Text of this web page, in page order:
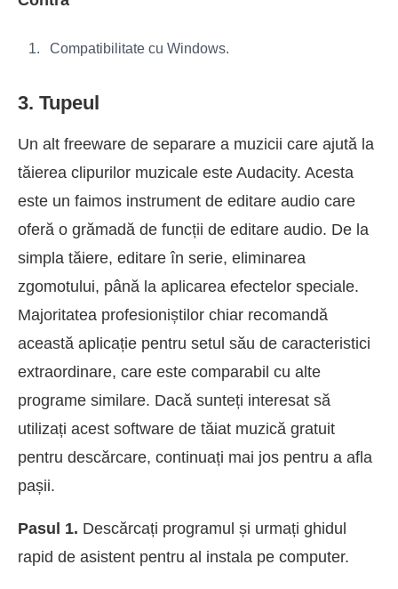
Compatibilitate cu Windows.
3. Tupeul
Un alt freeware de separare a muzicii care ajută la
tăierea clipurilor muzicale este Audacity. Acesta
este un faimos instrument de editare audio care
oferă o grămadă de funcții de editare audio. De la
simpla tăiere, editare în serie, eliminarea
zgomotului, până la aplicarea efectelor speciale.
Majoritatea profesioniștilor chiar recomandă
această aplicație pentru setul său de caracteristici
extraordinare, care este comparabil cu alte
programe similare. Dacă sunteți interesat să
utilizați acest software de tăiat muzică gratuit
pentru descărcare, continuați mai jos pentru a afla
pașii.
Pasul 1. Descărcați programul și urmați ghidul
rapid de asistent pentru al instala pe computer.